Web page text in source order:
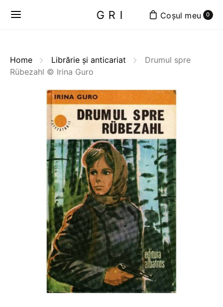
GRI 0
Home Librărie și anticariat
Drumul spre
Rübezahl © Irina Guro